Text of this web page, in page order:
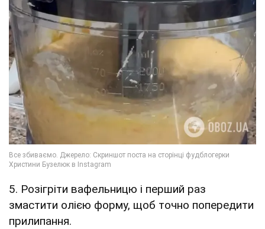
5. Розігріти вафельницю і перший раз
змастити олією форму, щоб точно попередити
прилипання.